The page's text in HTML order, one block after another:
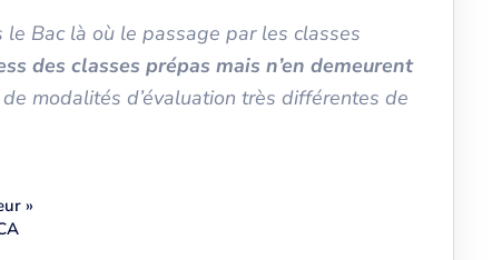
Bac là où le passage par les classes
des classes prépas mais n’en demeurent
modalités d’évaluation très différentes de
»